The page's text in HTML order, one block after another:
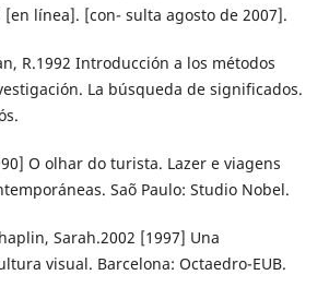
[en línea]. [con- sulta agosto de 2007].
R.1992 Introducción a los métodos
La búsqueda de significados.
O olhar do turista. Lazer e viagens
Saõ Paulo: Studio Nobel.
Sarah.2002 [1997] Una
visual. Barcelona: Octaedro-EUB.